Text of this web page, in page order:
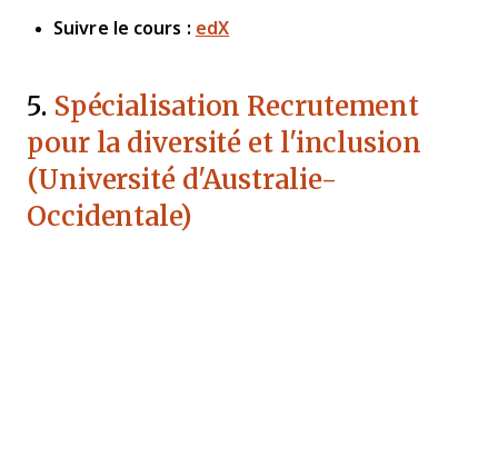
Suivre le cours : edX
5. Spécialisation Recrutement
pour la diversité et l'inclusion
(Université d'Australie-
Occidentale)